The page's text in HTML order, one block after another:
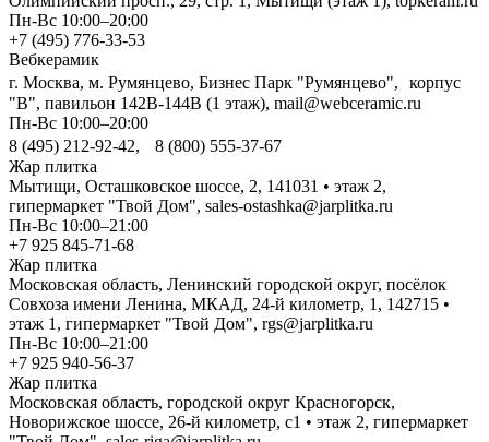
Пн-Вс 10:00–20:00
+7 (495) 776-33-53
Вебкерамик
г. Москва, м. Румянцево, Бизнес Парк "Румянцево", корпус
"В", павильон 142В-144В (1 этаж), mail@webceramic.ru
Пн-Вс 10:00–20:00
8 (495) 212-92-42, 8 (800) 555-37-67
Жар плитка
Мытищи, Осташковское шоссе, 2, 141031 • этаж 2,
гипермаркет "Твой Дом", sales-ostashka@jarplitka.ru
Пн-Вс 10:00–21:00
+7 925 845-71-68
Жар плитка
Московская область, Ленинский городской округ, посёлок
Совхоза имени Ленина, МКАД, 24-й километр, 1, 142715 •
этаж 1, гипермаркет "Твой Дом", rgs@jarplitka.ru
Пн-Вс 10:00–21:00
+7 925 940-56-37
Жар плитка
Московская область, городской округ Красногорск,
Новорижское шоссе, 26-й километр, с1 • этаж 2, гипермаркет